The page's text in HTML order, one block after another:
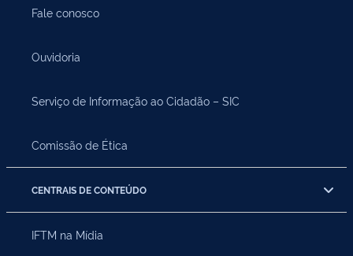
Fale conosco
Ouvidoria
Serviço de Informação ao Cidadão – SIC
Comissão de Ética
CENTRAIS DE CONTEÚDO
IFTM na Mídia